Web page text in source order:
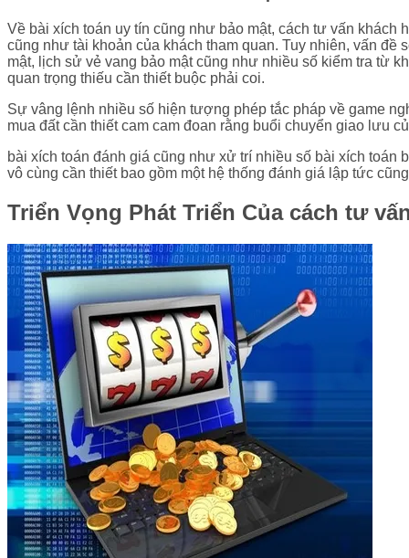
Về bài xích toán uy tín cũng như bảo mật, cách tư vấn khách
cũng như tài khoản của khách tham quan. Tuy nhiên, vấn
mật, lịch sử vẻ vang bảo mật cũng như nhiều số kiểm tra từ
quan trọng thiếu cần thiết buộc phải coi.
Sự vâng lệnh nhiều số hiện tượng phép tắc pháp về game
mua đất cần thiết cam cam đoan rằng buổi chuyển giao lưu
bài xích toán đánh giá cũng như xử trí nhiều số bài xích toán
vô cùng cần thiết bao gồm một hệ thống đánh giá lập tức
Triển Vọng Phát Triển Của cách tư